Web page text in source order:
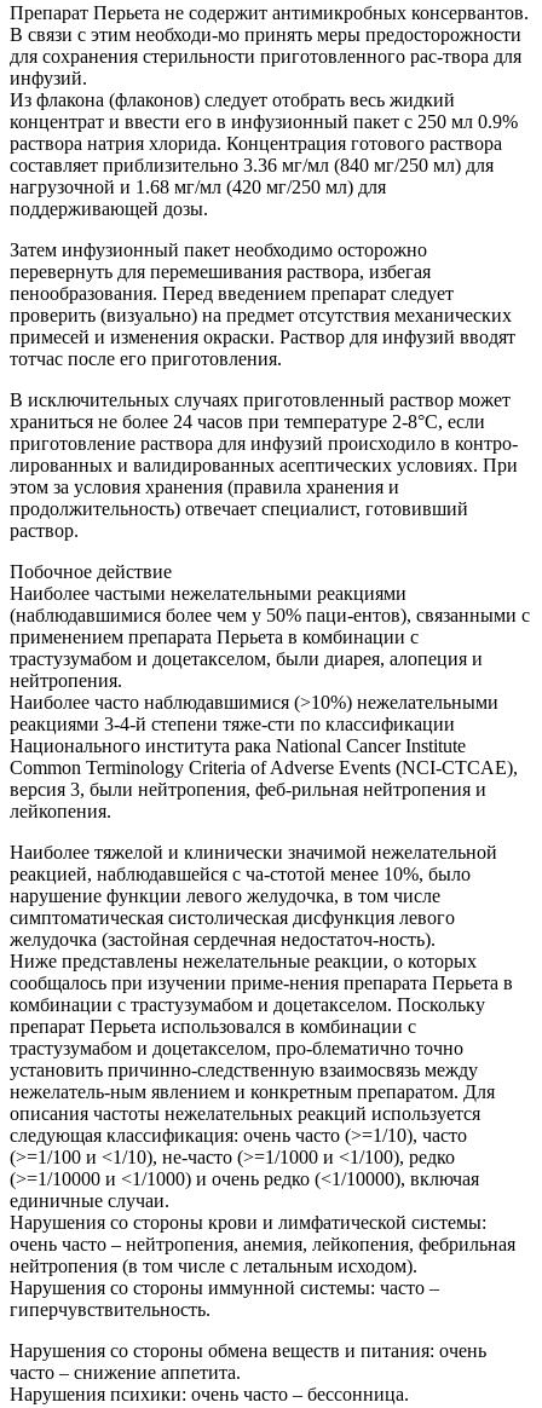
Препарат Перьета не содержит антимикробных консервантов.
В связи с этим необходи-мо принять меры предосторожности
для сохранения стерильности приготовленного рас-твора для
инфузий.
Из флакона (флаконов) следует отобрать весь жидкий
концентрат и ввести его в инфузионный пакет с 250 мл 0.9%
раствора натрия хлорида. Концентрация готового раствора
составляет приблизительно 3.36 мг/мл (840 мг/250 мл) для
нагрузочной и 1.68 мг/мл (420 мг/250 мл) для
поддерживающей дозы.
Затем инфузионный пакет необходимо осторожно
перевернуть для перемешивания раствора, избегая
пенообразования. Перед введением препарат следует
проверить (визуально) на предмет отсутствия механических
примесей и изменения окраски. Раствор для инфузий вводят
тотчас после его приготовления.
В исключительных случаях приготовленный раствор может
храниться не более 24 часов при температуре 2-8°C, если
приготовление раствора для инфузий происходило в контро-
лированных и валидированных асептических условиях. При
этом за условия хранения (правила хранения и
продолжительность) отвечает специалист, готовивший
раствор.
Побочное действие
Наиболее частыми нежелательными реакциями
(наблюдавшимися более чем у 50% паци-ентов), связанными с
применением препарата Перьета в комбинации с
трастузумабом и доцетакселом, были диарея, алопеция и
нейтропения.
Наиболее часто наблюдавшимися (>10%) нежелательными
реакциями 3-4-й степени тяже-сти по классификации
Национального института рака National Cancer Institute
Common Terminology Criteria of Adverse Events (NCI-CTCAE),
версия 3, были нейтропения, феб-рильная нейтропения и
лейкопения.
Наиболее тяжелой и клинически значимой нежелательной
реакцией, наблюдавшейся с ча-стотой менее 10%, было
нарушение функции левого желудочка, в том числе
симптоматическая систолическая дисфункция левого
желудочка (застойная сердечная недостаточ-ность).
Ниже представлены нежелательные реакции, о которых
сообщалось при изучении приме-нения препарата Перьета в
комбинации с трастузумабом и доцетакселом. Поскольку
препарат Перьета использовался в комбинации с
трастузумабом и доцетакселом, про-блематично точно
установить причинно-следственную взаимосвязь между
нежелатель-ным явлением и конкретным препаратом. Для
описания частоты нежелательных реакций используется
следующая классификация: очень часто (>=1/10), часто
(>=1/100 и <1/10), не-часто (>=1/1000 и <1/100), редко
(>=1/10000 и <1/1000) и очень редко (<1/10000), включая
единичные случаи.
Нарушения со стороны крови и лимфатической системы:
очень часто – нейтропения, анемия, лейкопения, фебрильная
нейтропения (в том числе с летальным исходом).
Нарушения со стороны иммунной системы: часто –
гиперчувствительность.
Нарушения со стороны обмена веществ и питания: очень
часто – снижение аппетита.
Нарушения психики: очень часто – бессонница.